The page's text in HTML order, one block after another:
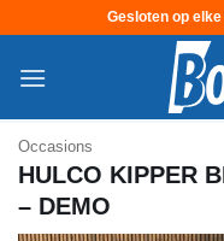
Gesloten op
naar
Occasions
HULCO KIPPER
– DEMO